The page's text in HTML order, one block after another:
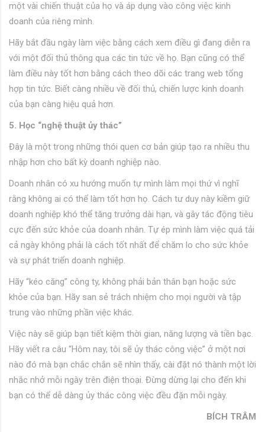
một vài chiến thuật của họ và áp dụng vào công việc kinh
doanh của riêng mình.
Hãy bắt đầu ngày làm việc bằng cách xem điều gì đang diễn ra
với một đối thủ thông qua các tin tức về họ. Bạn cũng có thể
làm điều này tốt hơn bằng cách theo dõi các trang web tổng
hợp tin tức. Biết càng nhiều về đối thủ, chiến lược kinh doanh
của bạn càng hiệu quả hơn.
5. Học “nghệ thuật ủy thác”
Đây là một trong những thói quen cơ bản giúp tạo ra nhiều thu
nhập hơn cho bất kỳ doanh nghiệp nào.
Doanh nhân có xu hướng muốn tự mình làm mọi thứ vì nghĩ
rằng không ai có thể làm tốt hơn họ. Cách tư duy này kiềm giữ
doanh nghiệp khó thể tăng trưởng dài hạn, và gây tác động tiêu
cực đến sức khỏe của doanh nhân. Tự ép mình làm việc quá tải
cả ngày không phải là cách tốt nhất để chăm lo cho sức khỏe
và sự phát triển doanh nghiệp.
Hãy “kéo căng” công ty, không phải bản thân bạn hoặc sức
khỏe của bạn. Hãy san sẻ trách nhiệm cho mọi người và tập
trung vào những phần việc khác.
Việc này sẽ giúp bạn tiết kiệm thời gian, năng lượng và tiền bạc.
Hãy viết ra câu “Hôm nay, tôi sẽ ủy thác công việc” ở một nơi
nào đó mà bạn chắc chắn sẽ nhìn thấy, cài đặt nó thành một lời
nhắc nhở mỗi ngày trên điện thoại. Đừng dừng lại cho đến khi
bạn có thể dễ dàng ủy thác công việc đều đặn mỗi ngày.
BÍCH TRÂM